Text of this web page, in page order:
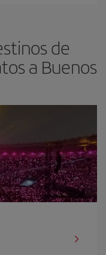
de
a Buenos